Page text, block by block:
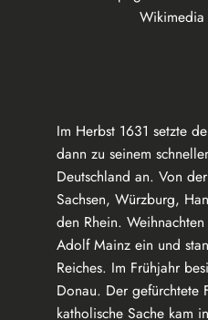
Wikimedia
Im Herbst 1631 setzte
dann zu seinem
Deutschland an. Von
Sachsen, Würzburg,
den Rhein.
Adolf Mainz ein und
Reiches. Im Frühjahr
Donau. Der gefürchtete
katholische Sache kam